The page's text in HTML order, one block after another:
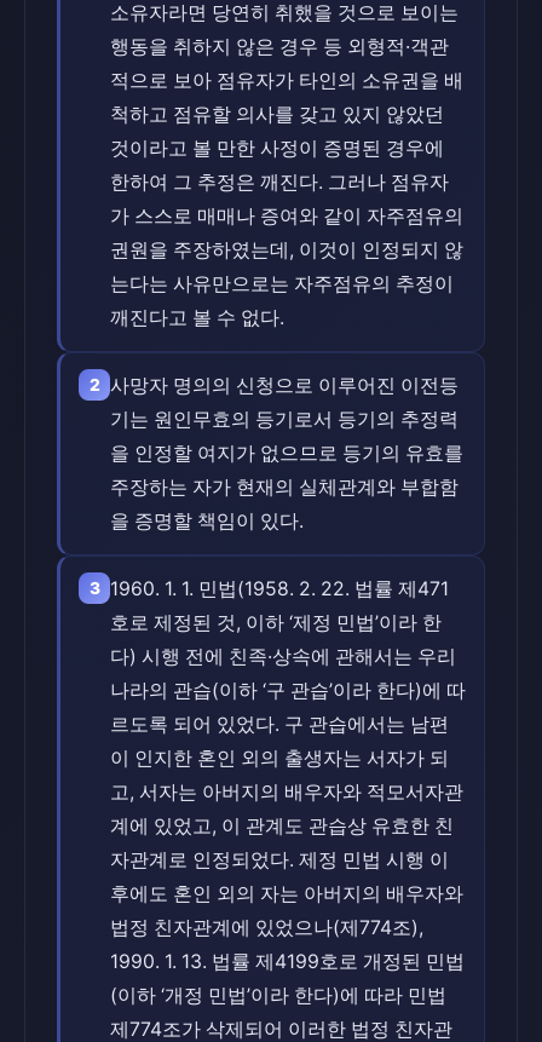
소유자라면 당연히 취했을 것으로 보이는
행동을 취하지 않은 경우 등 외형적·객관
적으로 보아 점유자가 타인의 소유권을 배
척하고 점유할 의사를 갖고 있지 않았던
것이라고 볼 만한 사정이 증명된 경우에
한하여 그 추정은 깨진다. 그러나 점유자
가 스스로 매매나 증여와 같이 자주점유의
권원을 주장하였는데, 이것이 인정되지 않
는다는 사유만으로는 자주점유의 추정이
깨진다고 볼 수 없다.
2 사망자 명의의 신청으로 이루어진 이전등
기는 원인무효의 등기로서 등기의 추정력
을 인정할 여지가 없으므로 등기의 유효를
주장하는 자가 현재의 실체관계와 부합함
을 증명할 책임이 있다.
3 1960. 1. 1. 민법(1958. 2. 22. 법률 제471
호로 제정된 것, 이하 ‘제정 민법’이라 한
다) 시행 전에 친족·상속에 관해서는 우리
나라의 관습(이하 ‘구 관습’이라 한다)에 따
르도록 되어 있었다. 구 관습에서는 남편
이 인지한 혼인 외의 출생자는 서자가 되
고, 서자는 아버지의 배우자와 적모서자관
계에 있었고, 이 관계도 관습상 유효한 친
자관계로 인정되었다. 제정 민법 시행 이
후에도 혼인 외의 자는 아버지의 배우자와
법정 친자관계에 있었으나(제774조),
1990. 1. 13. 법률 제4199호로 개정된 민법
(이하 ‘개정 민법’이라 한다)에 따라 민법
제774조가 삭제되어 이러한 법정 친자관